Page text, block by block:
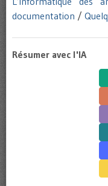
documentation /
Résumer avec l'IA